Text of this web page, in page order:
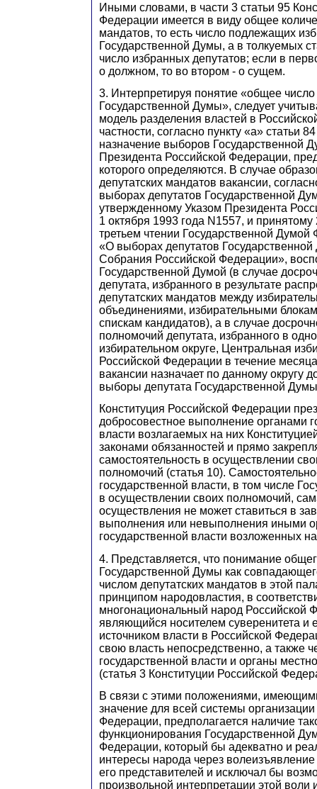
Иными словами, в части 3 статьи 95
Федерации имеется в виду общее
мандатов, то есть число подлежащих
Государственной Думы, а в толкуемых
число избранных депутатов; если в
о должном, то во втором - о сущем.
3. Интерпретируя понятие «общее число
Государственной Думы», следует
модель разделения властей в
частности, согласно пункту «а» статьи
назначение выборов Государственной
Президента Российской Федерации,
которого определяются. В случае
депутатских мандатов вакансии,
выборах депутатов Государственной
утвержденному Указом Президента
1 октября 1993 года N1557, и принятому
третьем чтении Государственной Думой
«О выборах депутатов
Собрания Российской Федерации»,
Государственной Думой (в случае
депутата, избранного в результате
депутатских мандатов между
объединениями, избирательными
спискам кандидатов), а в случае
полномочий депутата, избранного в
избирательном округе, Центральная
Российской Федерации в течение
вакансии назначает по данному округу
выборы депутата Государственной
Конституция Российской Федерации
добросовестное выполнение органами
власти возлагаемых на них
законами обязанностей и прямо
самостоятельность в осуществлении
полномочий (статья 10).
государственной власти, в том числе
в осуществлении своих полномочий,
осуществления не может ставиться в
выполнения или невыполнения иными
государственной власти возложенных
4. Представляется, что понимание
Государственной Думы как
числом депутатских мандатов в этой
принципом народовластия, в
многонациональный народ Российской
являющийся носителем суверенитета и
источником власти в Российской
свою власть непосредственно, а также
государственной власти и органы
(статья 3 Конституции Российской
В связи с этими положениями,
значение для всей системы
Федерации, предполагается наличие
функционирования Государственной
Федерации, который бы адекватно и
интересы народа через
его представителей и исключал бы
произвольной интерпретации этой воли